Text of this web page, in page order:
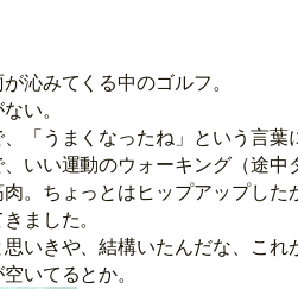
沁みてくる中のゴルフ。
い。
「うまくなったね」という言葉
いい運動のウォーキング（途中
。ちょっとはヒップアップした
ました。
いきや、結構いたんだな、これ
いてるとか。